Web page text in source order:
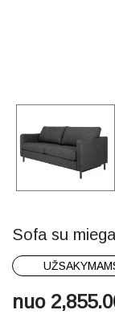
Sofa su
nuo